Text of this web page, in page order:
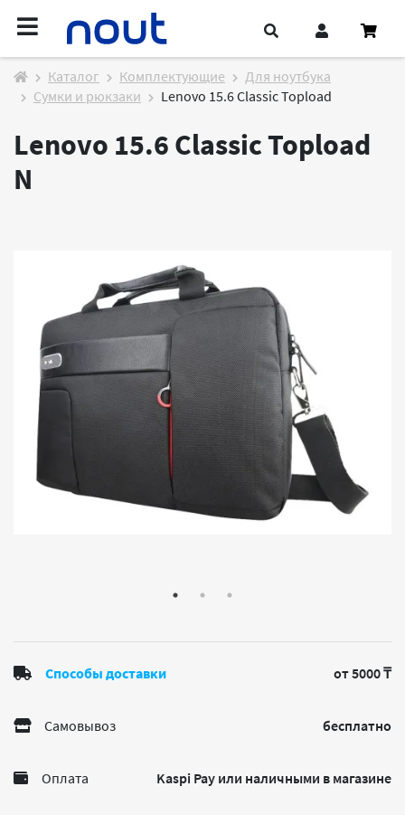
Каталог Комплектующие
Для ноутбука
Сумки и рюкзаки
Lenovo 15.6 Classic Topload
Lenovo 15.6 Classic Topload
N
Способы доставки от 5000 ₸
Самовывоз бесплатно
Оплата Kaspi Pay или наличными в магазине